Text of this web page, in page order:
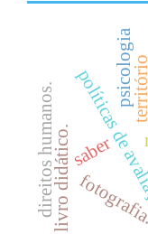
território
políticas
saber
livro didático.
d
i
r
e
i
t
o
s
h
u
m
a
n
o
s
.
psicologia